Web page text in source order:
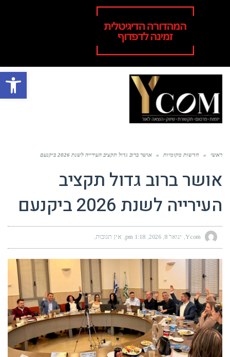
פתח
ראשי » חדשות מקומיות » אושר ברוב גדול תקציב העירייה לשנת 2026 ביקנעם
אושר ברוב גדול תקציב
העירייה לשנת 2026 ביקנעם
Ycom ינואר 8, 2026 1:18 pm אין תגובות